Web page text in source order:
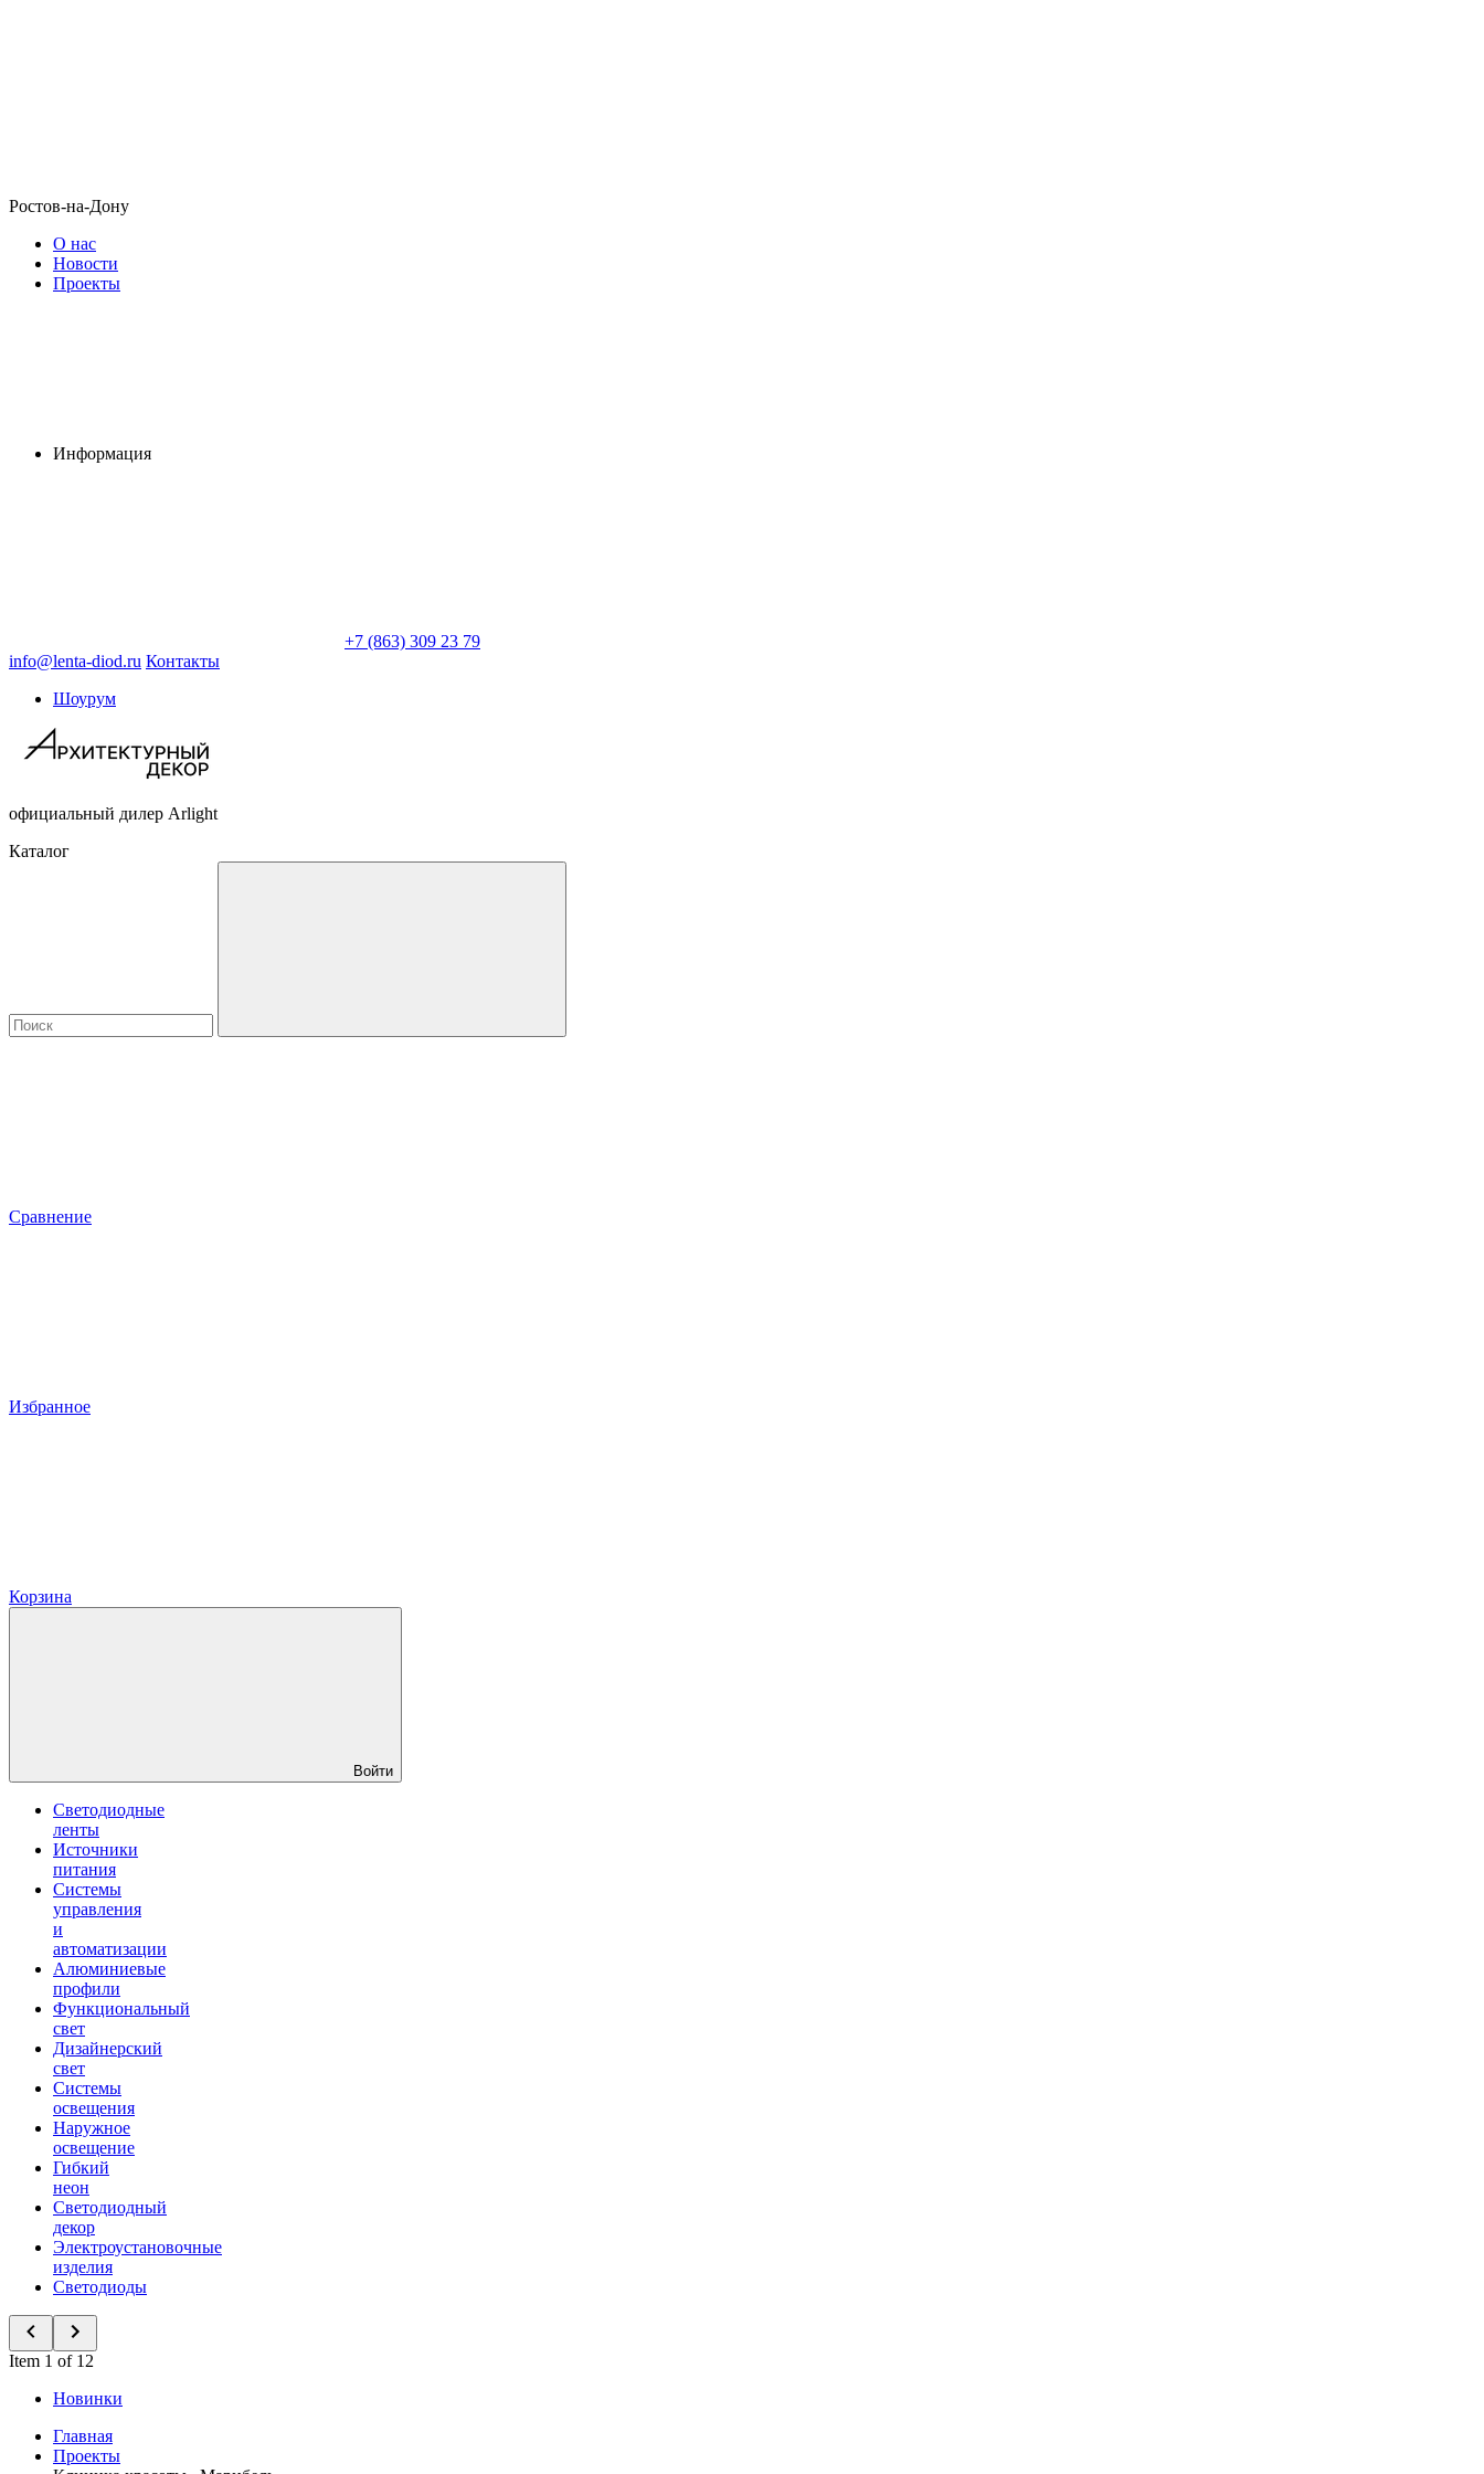
Ростов-на-Дону
О нас
Новости
Проекты
Информация
+7 (863) 309 23 79
info@lenta-diod.ru Контакты
Шоурум
официальный дилер Arlight
Каталог
Сравнение
Избранное
Корзина
Войти
Светодиодные
ленты
Источники
питания
Системы
управления
и
автоматизации
Алюминиевые
профили
Функциональный
свет
Дизайнерский
свет
Системы
освещения
Наружное
освещение
Гибкий
неон
Светодиодный
декор
Электроустановочные
изделия
Светодиоды
Item 1 of 12
Новинки
Главная
Проекты